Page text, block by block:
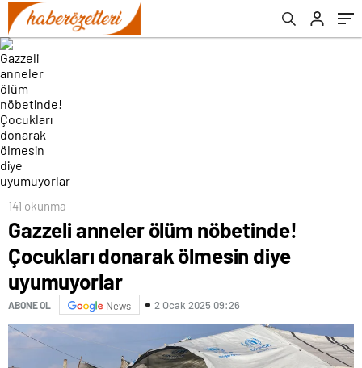
141 okunma
Gazzeli anneler ölüm nöbetinde!
Çocukları donarak ölmesin diye
uyumuyorlar
ABONE OL News 2 Ocak 2025 09:26